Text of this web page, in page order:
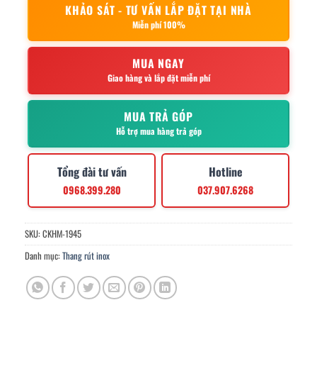
KHẢO SÁT - TƯ VẤN LẮP ĐẶT TẠI NHÀ
Miễn phí 100%
MUA NGAY
Giao hàng và lắp đặt miễn phí
MUA TRẢ GÓP
Hỗ trợ mua hàng trả góp
Tổng đài tư vấn
0968.399.280
Hotline
037.907.6268
SKU: CKHM-1945
Danh mục: Thang rút inox